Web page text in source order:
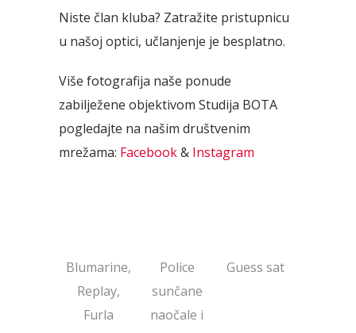
Niste član kluba? Zatražite pristupnicu
u našoj optici, učlanjenje je besplatno.
Više fotografija naše ponude
zabilježene objektivom Studija BOTA
pogledajte na našim društvenim
mrežama: Facebook& Instagram
Blumarine,
Replay,
Furla
Police
sunčane
naočale i
Guess sat